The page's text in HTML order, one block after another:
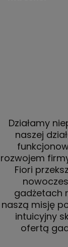
Działamy
naszej
rozwojem
Fiori
gadżetach
naszą misję
intuicyjny
ofertą